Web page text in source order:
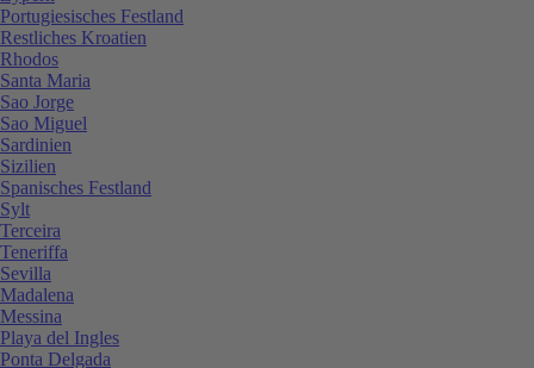
Portugiesisches Festland
Restliches Kroatien
Rhodos
Santa Maria
Sao Jorge
Sao Miguel
Sardinien
Sizilien
Spanisches Festland
Sylt
Terceira
Teneriffa
Sevilla
Madalena
Messina
Playa del Ingles
Ponta Delgada